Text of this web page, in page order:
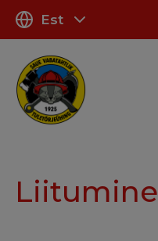
Est
Liitumine